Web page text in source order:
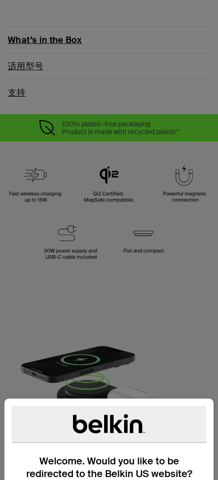
Welcome. Would you like to be
redirected to the Belkin US website?
What’s in the Box
适用型号
支持
100% plastic-free packaging
Product is made with recycled plastic*